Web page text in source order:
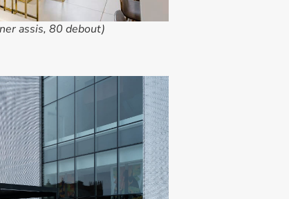
assis, 80 debout)